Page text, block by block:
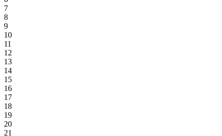
7
8
9
10
11
12
13
14
15
16
17
18
19
20
21